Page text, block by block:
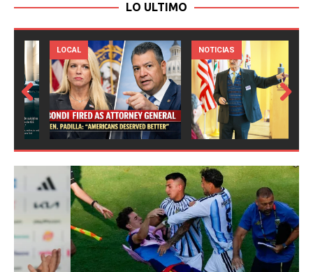
LO ULTIMO
LOCAL NOTICIAS
ious